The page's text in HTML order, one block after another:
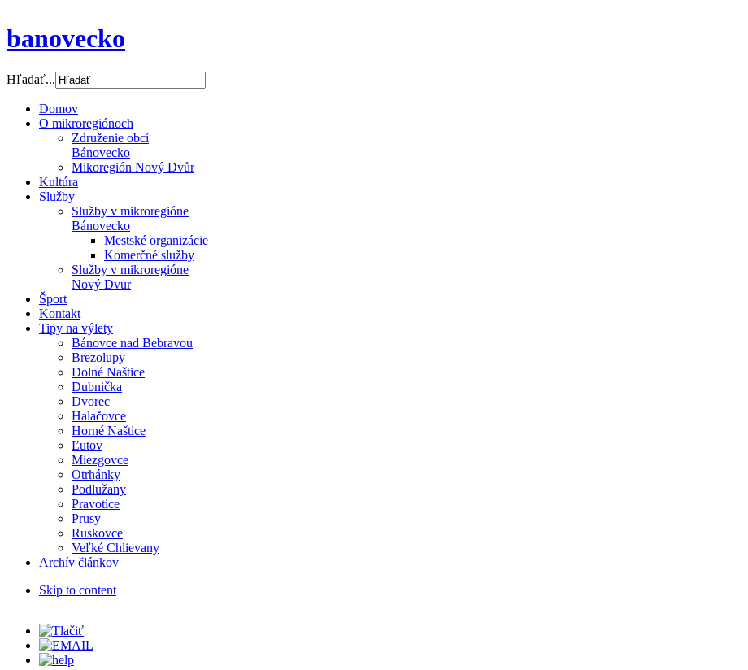
banovecko
Hľadať...
Domov
O mikroregiónoch
Združenie obcí
Bánovecko
Mikoregión Nový Dvůr
Kultúra
Služby
Služby v mikroregióne
Bánovecko
Mestské organizácie
Komerčné služby
Služby v mikroregióne
Nový Dvur
Šport
Kontakt
Tipy na výlety
Bánovce nad Bebravou
Brezolupy
Dolné Naštice
Dubnička
Dvorec
Halačovce
Horné Naštice
Ľutov
Miezgovce
Otrhánky
Podlužany
Pravotice
Prusy
Ruskovce
Veľké Chlievany
Archív článkov
Skip to content